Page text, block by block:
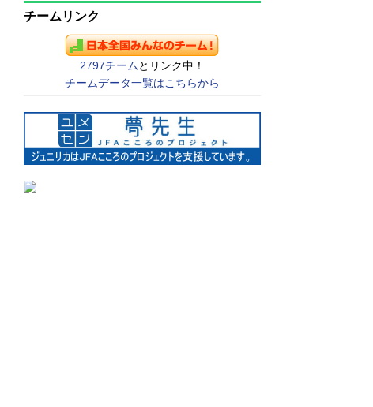
チームリンク
2797チーム とリンク中！
チームデータ一覧はこちらから